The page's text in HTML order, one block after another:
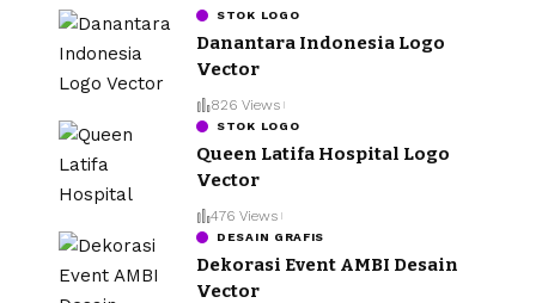
STOK LOGO
Danantara Indonesia Logo
Vector
826 Views
STOK LOGO
Queen Latifa Hospital Logo
Vector
476 Views
DESAIN GRAFIS
Dekorasi Event AMBI Desain
Vector